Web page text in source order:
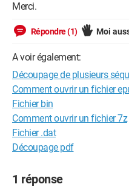
Merci.
Répondre (1) Moi
A voir également:
Découpage de plusieurs
Comment ouvrir un fichier
Fichier bin
Comment ouvrir un fichier 7z
Fichier .dat
Découpage pdf
1 réponse